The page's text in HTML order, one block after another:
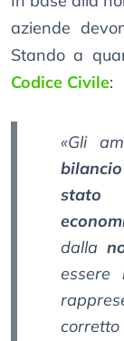
aziende
Stando a
Codice Civile:
«Gli
stato
dalla
essere